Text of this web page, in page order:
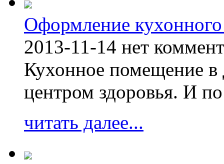
Оформление
2013-11-14 нет
Кухонное помещение в
центром здоровья. И
читать далее...